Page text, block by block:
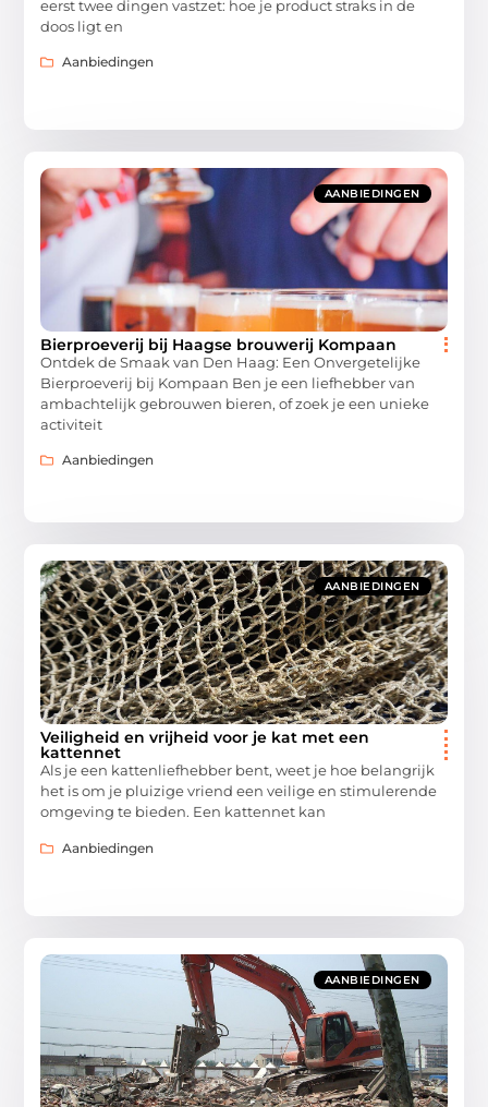
eerst twee dingen vastzet: hoe je product straks in de
doos ligt en
Aanbiedingen
AANBIEDINGEN
Bierproeverij bij Haagse brouwerij Kompaan
Ontdek de Smaak van Den Haag: Een Onvergetelijke
Bierproeverij bij Kompaan Ben je een liefhebber van
ambachtelijk gebrouwen bieren, of zoek je een unieke
activiteit
Aanbiedingen
AANBIEDINGEN
Veiligheid en vrijheid voor je kat met een
kattennet
Als je een kattenliefhebber bent, weet je hoe belangrijk
het is om je pluizige vriend een veilige en stimulerende
omgeving te bieden. Een kattennet kan
Aanbiedingen
AANBIEDINGEN